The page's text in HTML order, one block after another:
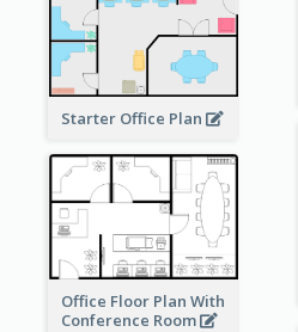
Starter Office Plan
Office Floor Plan With
Conference Room